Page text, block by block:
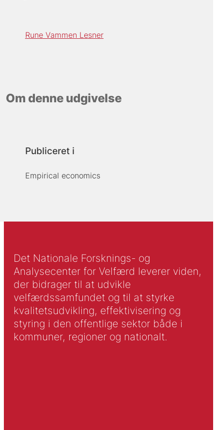
Rune Vammen Lesner
Om denne udgivelse
Publiceret i
Empirical economics
Det Nationale Forsknings- og
Analysecenter for Velfærd leverer viden,
der bidrager til at udvikle
velfærdssamfundet og til at styrke
kvalitetsudvikling, effektivisering og
styring i den offentlige sektor både i
kommuner, regioner og nationalt.